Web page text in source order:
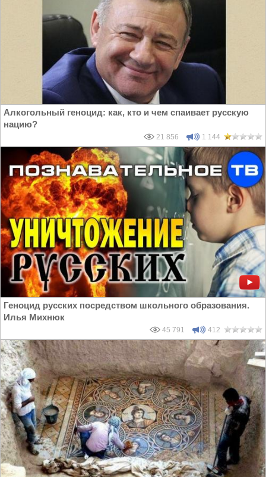
Алкогольный геноцид: как, кто и чем спаивает русскую
нацию?
21 856 1 144
Геноцид русских посредством школьного образования.
Илья Михнюк
45 791 412